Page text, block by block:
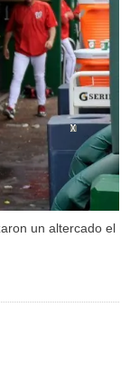
un altercado el
X
X
X
X